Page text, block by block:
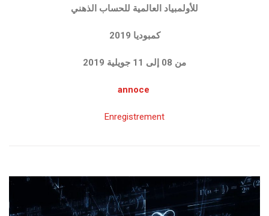
للأولمبياد العالمية للحساب الذهني
كمبوديا 2019
من 08 إلى 11 جويلية 2019
annoce
Enregistrement